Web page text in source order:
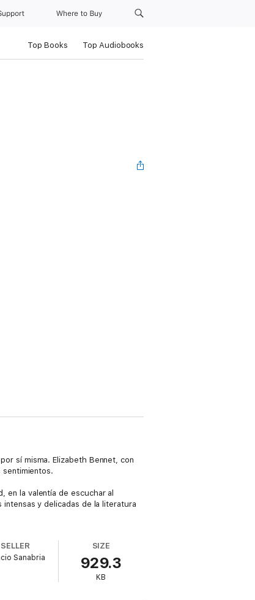
Where to Buy
Top Books Top Audiobooks
sí misma. Elizabeth Bennet, con
sentimientos.
en la valentía de escuchar al
intensas y delicadas de la literatura
SELLER
Sanabria
SIZE
929.3
KB